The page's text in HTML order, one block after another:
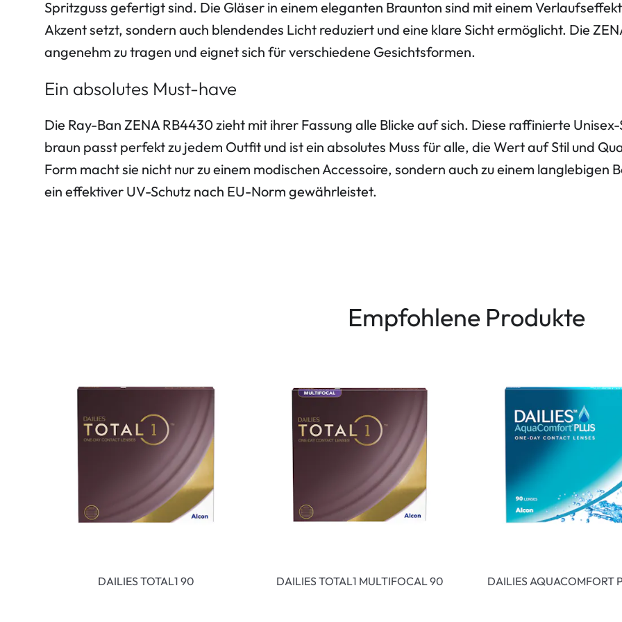
Spritzguss gefertigt sind. Die Gläser in einem eleganten Braunton sind mit einem
Akzent setzt, sondern auch blendendes Licht reduziert und eine klare Sicht ermöglicht. Die
angenehm zu tragen und eignet sich für verschiedene Gesichtsformen.
Ein absolutes Must-have
Die Ray-Ban ZENA RB4430 zieht mit ihrer Fassung alle Blicke auf sich. Diese raffinierte
braun passt perfekt zu jedem Outfit und ist ein absolutes Muss für alle, die Wert auf Stil und
Form macht sie nicht nur zu einem modischen Accessoire, sondern auch zu einem langlebigen
ein effektiver UV-Schutz nach EU-Norm gewährleistet.
Empfohlene Produkte
DAILIES TOTAL1 90 DAILIES TOTAL1 MULTIFOCAL 90 DAILIES AQUACOMFORT